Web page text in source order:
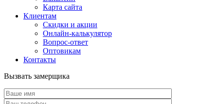
Карта сайта
Клиентам
Скидки и акции
Онлайн-калькулятор
Вопрос-ответ
Оптовикам
Контакты
Вызвать замерщика